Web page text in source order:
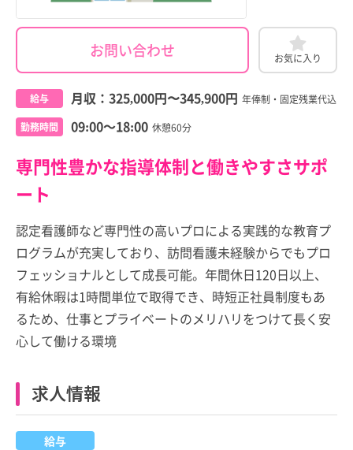
お問い合わせ お気に入り
給与 月収： 325,000円〜345,900円 年俸制・固定残業代込
勤務時間 09:00～18:00 休憩60分
専門性豊かな指導体制と働きやすさサポ
ート
認定看護師など専門性の高いプロによる実践的な教育プ
ログラムが充実しており、訪問看護未経験からでもプロ
フェッショナルとして成長可能。年間休日120日以上、
有給休暇は1時間単位で取得でき、時短正社員制度もあ
るため、仕事とプライベートのメリハリをつけて長く安
心して働ける環境
求人情報
給与